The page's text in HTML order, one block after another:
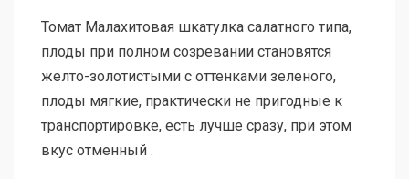
Томат Малахитовая шкатулка салатного типа,
плоды при полном созревании становятся
желто-золотистыми с оттенками зеленого,
плоды мягкие, практически не пригодные к
транспортировке, есть лучше сразу, при этом
вкус отменный .